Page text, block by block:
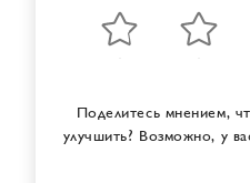
Поделитесь мнением,
улучшить? Возможно, у